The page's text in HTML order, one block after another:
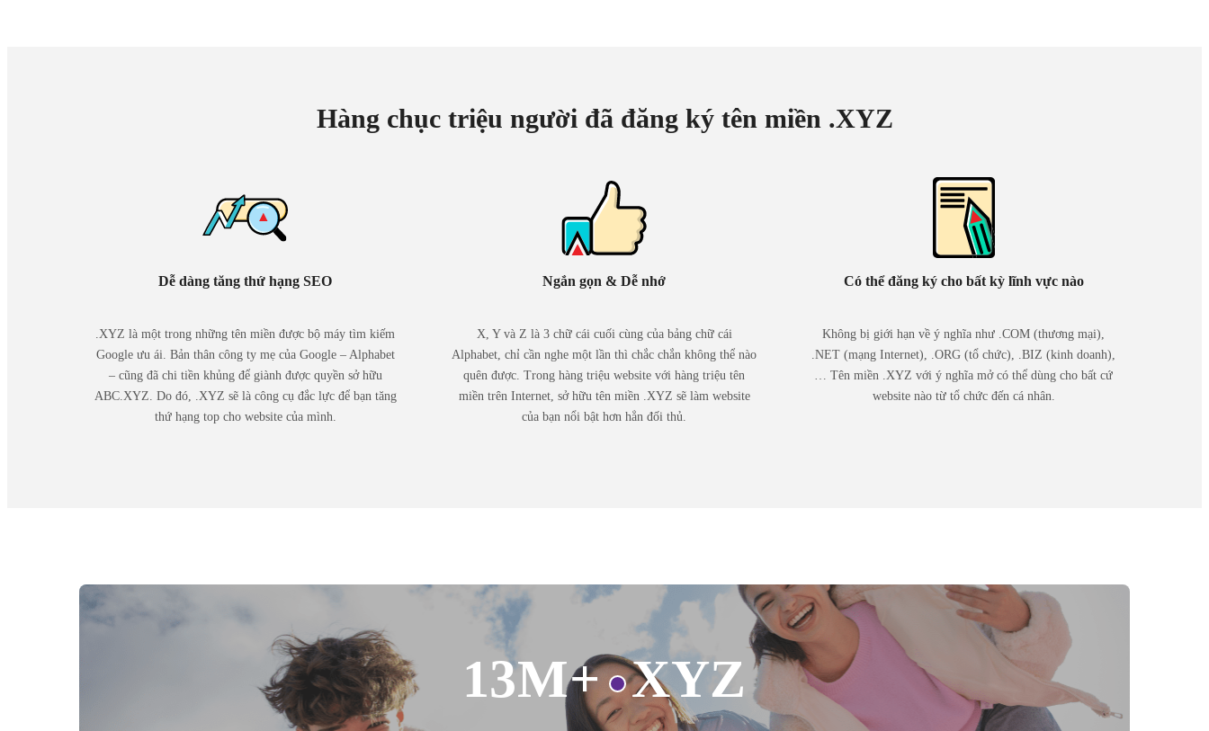
Hàng chục triệu người đã đăng ký tên miền .XYZ
Dễ dàng tăng thứ hạng SEO
.XYZ là một trong những tên miền được bộ máy tìm kiếm
Google ưu ái. Bản thân công ty mẹ của Google – Alphabet
– cũng đã chi tiền khủng để giành được quyền sở hữu
ABC.XYZ. Do đó, .XYZ sẽ là công cụ đắc lực để bạn tăng
thứ hạng top cho website của mình.
Ngắn gọn & Dễ nhớ
X, Y và Z là 3 chữ cái cuối cùng của bảng chữ cái
Alphabet, chỉ cần nghe một lần thì chắc chắn không thể nào
quên được. Trong hàng triệu website với hàng triệu tên
miền trên Internet, sở hữu tên miền .XYZ sẽ làm website
của bạn nổi bật hơn hẳn đối thủ.
Có thể đăng ký cho bất kỳ lĩnh vực nào
Không bị giới hạn về ý nghĩa như .COM (thương mại),
.NET (mạng Internet), .ORG (tổ chức), .BIZ (kinh doanh),
… Tên miền .XYZ với ý nghĩa mở có thể dùng cho bất cứ
website nào từ tổ chức đến cá nhân.
13M+ XYZ